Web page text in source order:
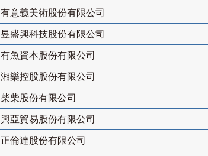
有意義美術股份有限公司
昱盛興科技股份有限公司
有魚資本股份有限公司
湘樂控股股份有限公司
柴柴股份有限公司
興亞貿易股份有限公司
正倫達股份有限公司